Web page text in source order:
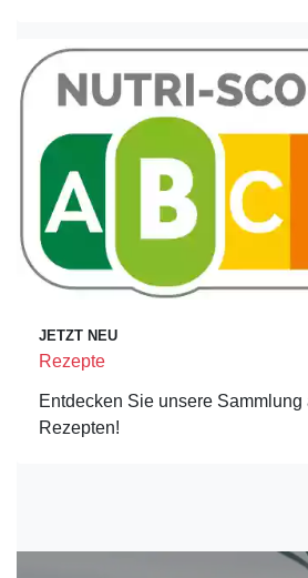
JETZT NEU
Rezepte
Entdecken Sie unsere Sammlung
Rezepten!